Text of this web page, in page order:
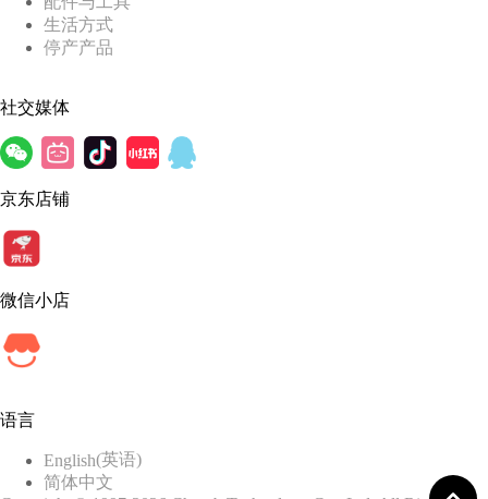
生活方式
停产产品
社交媒体
京东店铺
微信小店
语言
English(英语)
简体中文